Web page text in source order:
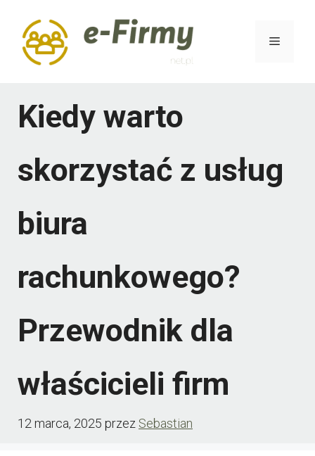
treści
Menu
Kiedy warto
skorzystać z usług
biura
rachunkowego?
Przewodnik dla
właścicieli firm
12 marca, 2025 przez Sebastian